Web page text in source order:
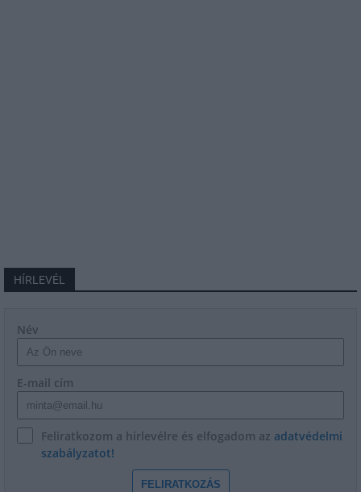
HÍRLEVÉL
Név
E-mail cím
Feliratkozom a hírlevélre és elfogadom az adatvédelmi
szabályzatot!
FELIRATKOZÁS